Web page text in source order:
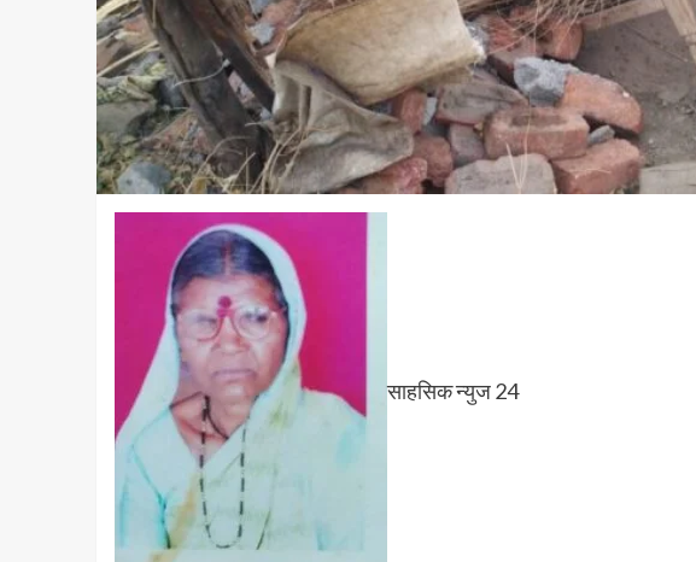
साहसिक न्युज 24